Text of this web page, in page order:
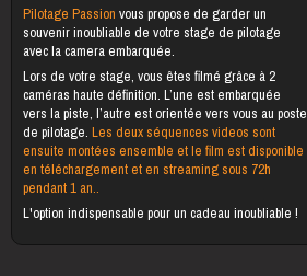
Pilotage Passionvous propose de garder un
souvenir inoubliable de votre stage de pilotage
avec la camera embarquée.
Lors de votre stage, vous êtes filmé grâce à 2
caméras haute définition. L’une est embarquée
vers la piste, l’autre est orientée vers vous au poste
de pilotage.Les deux séquences videos sont
ensuite montées ensemble et le film est disponible
en téléchargement et en streaming sous 72h
pendant 1 an..
L'option indispensable pour un cadeau inoubliable !